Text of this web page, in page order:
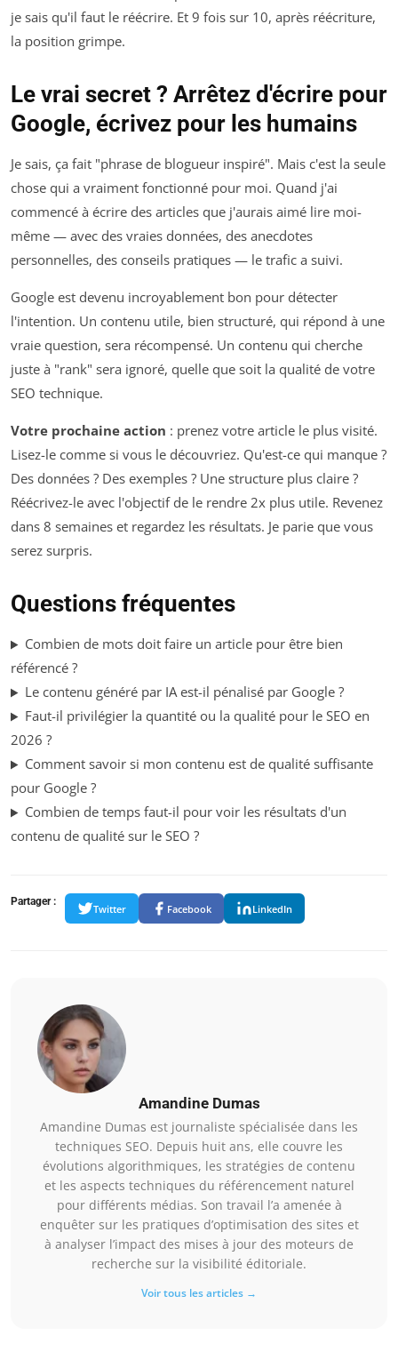
je sais qu'il faut le réécrire. Et 9 fois sur 10, après réécriture,
la position grimpe.
Le vrai secret ? Arrêtez d'écrire pour
Google, écrivez pour les humains
Je sais, ça fait "phrase de blogueur inspiré". Mais c'est la seule
chose qui a vraiment fonctionné pour moi. Quand j'ai
commencé à écrire des articles que j'aurais aimé lire moi-
même — avec des vraies données, des anecdotes
personnelles, des conseils pratiques — le trafic a suivi.
Google est devenu incroyablement bon pour détecter
l'intention. Un contenu utile, bien structuré, qui répond à une
vraie question, sera récompensé. Un contenu qui cherche
juste à "rank" sera ignoré, quelle que soit la qualité de votre
SEO technique.
Votre prochaine action : prenez votre article le plus visité.
Lisez-le comme si vous le découvriez. Qu'est-ce qui manque ?
Des données ? Des exemples ? Une structure plus claire ?
Réécrivez-le avec l'objectif de le rendre 2x plus utile. Revenez
dans 8 semaines et regardez les résultats. Je parie que vous
serez surpris.
Questions fréquentes
Combien de mots doit faire un article pour être bien
référencé ?
Le contenu généré par IA est-il pénalisé par Google ?
Faut-il privilégier la quantité ou la qualité pour le SEO en
2026 ?
Comment savoir si mon contenu est de qualité suffisante
pour Google ?
Combien de temps faut-il pour voir les résultats d'un
contenu de qualité sur le SEO ?
Partager :
Twitter Facebook LinkedIn
Amandine Dumas
Amandine Dumas est journaliste spécialisée dans les
techniques SEO. Depuis huit ans, elle couvre les
évolutions algorithmiques, les stratégies de contenu
et les aspects techniques du référencement naturel
pour différents médias. Son travail l’a amenée à
enquêter sur les pratiques d’optimisation des sites et
à analyser l’impact des mises à jour des moteurs de
recherche sur la visibilité éditoriale.
Voir tous les articles →